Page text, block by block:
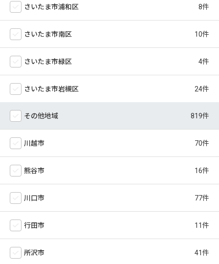
さいたま市浦和区
さいたま市南区
さいたま市緑区
さいたま市岩槻区
その他地域
川越市
熊谷市
川口市
行田市
所沢市